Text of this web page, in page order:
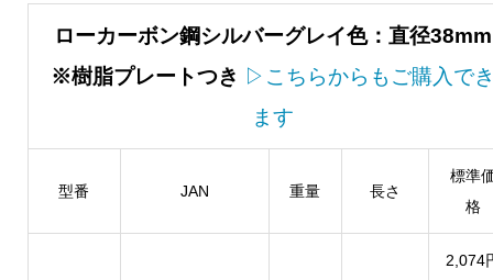
ローカーボン鋼シルバーグレイ色：直径38mm
※樹脂プレートつき ▷こちらからもご購入で
ます
型番 JAN 重量 長さ
標準
格
2,074